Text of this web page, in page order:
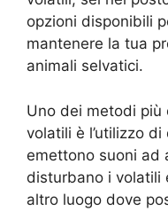
opzioni disponibili
mantenere la tua
animali selvatici.
Uno dei metodi più
volatili è l’utilizzo
emettono suoni ad
disturbano i volatili
altro luogo dove